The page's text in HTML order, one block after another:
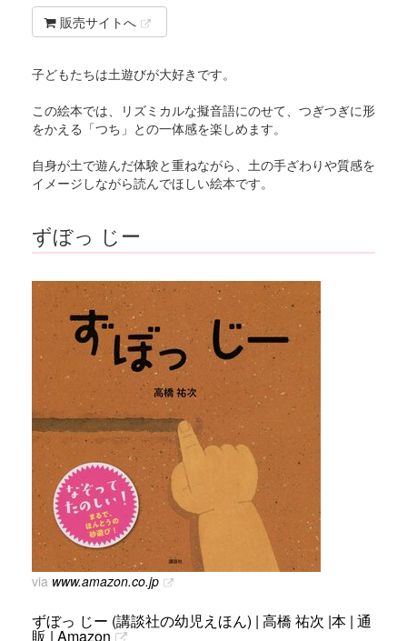
販売サイトへ
子どもたちは土遊びが大好きです。
この絵本では、リズミカルな擬音語にのせて、つぎつぎに形
をかえる「つち」との一体感を楽しめます。
自身が土で遊んだ体験と重ねながら、土の手ざわりや質感を
イメージしながら読んでほしい絵本です。
ずぼっ じー
via www.amazon.co.jp
ずぼっ じー (講談社の幼児えほん) | 高橋 祐次 |本 | 通
販 | Amazon